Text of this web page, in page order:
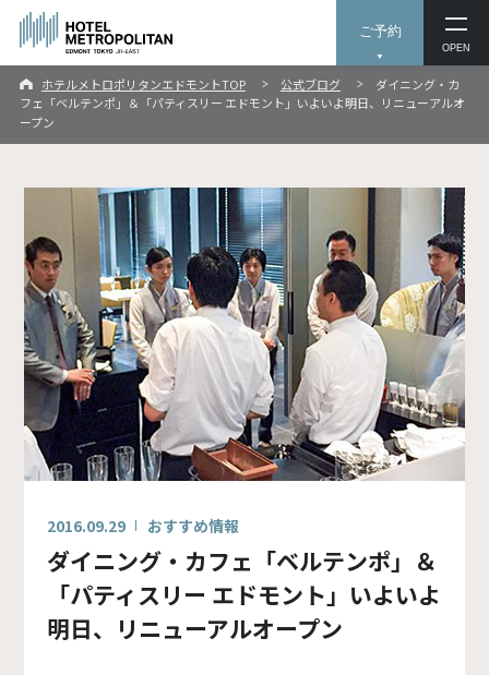
ご予約
OPEN
ホテルメトロポリタンエドモントTOP 公式ブログ
ダイニング・カ
フェ「ベルテンポ」＆「パティスリー エドモント」いよいよ明日、リニューアルオ
ープン
2016.09.29 おすすめ情報
ダイニング・カフェ「ベルテンポ」＆
「パティスリー エドモント」いよいよ
明日、リニューアルオープン